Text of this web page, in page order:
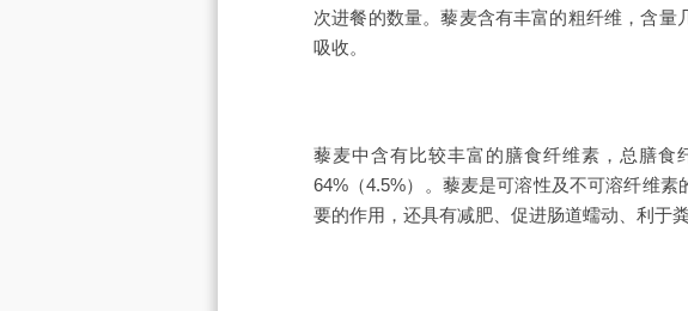
次进餐的数量。藜麦含有丰富的粗纤维，含
吸收。
藜麦中含有比较丰富的膳食纤维素，总膳食
64%（4.5%）。藜麦是可溶性及不可溶纤维
要的作用，还具有减肥、促进肠道蠕动、利于